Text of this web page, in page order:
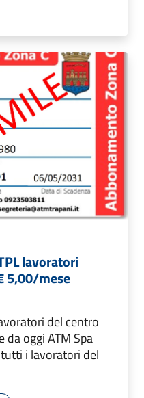
lavoratori
5,00/mese
del centro
da oggi ATM Spa
i lavoratori del